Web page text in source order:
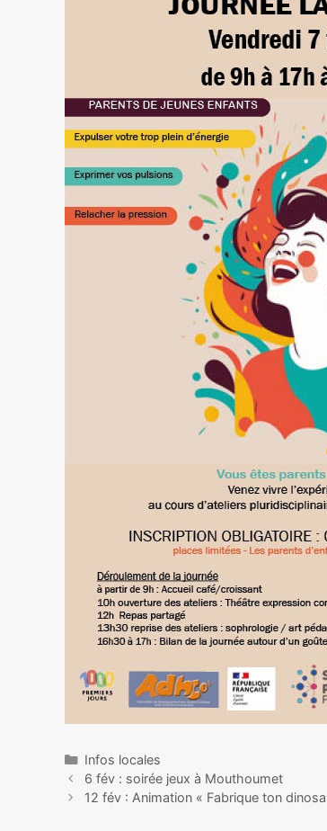
Infos locales
6 fév : soirée jeux à Mouthoumet
12 fév : Animation « Fabrique ton